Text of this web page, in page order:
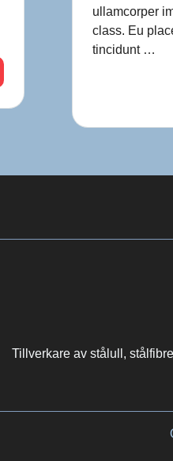
ullamcorper
class. Eu
tincidunt …
Tillverkare av stålull,